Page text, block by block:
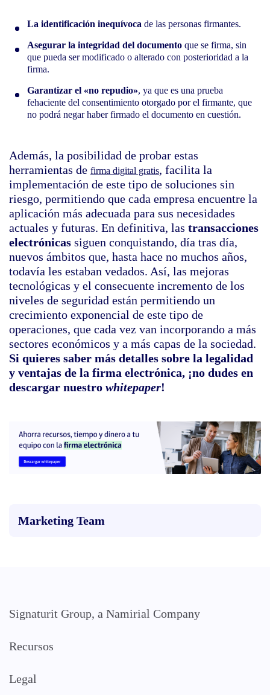
La identificación inequívoca de las personas firmantes.
Asegurar la integridad del documento que se firma, sin
que pueda ser modificado o alterado con posterioridad a la
firma.
Garantizar el «no repudio», ya que es una prueba
fehaciente del consentimiento otorgado por el firmante, que
no podrá negar haber firmado el documento en cuestión.
Además, la posibilidad de probar estas
herramientas de firma digital gratis, facilita la
implementación de este tipo de soluciones sin
riesgo, permitiendo que cada empresa encuentre la
aplicación más adecuada para sus necesidades
actuales y futuras. En definitiva, las transacciones
electrónicas siguen conquistando, día tras día,
nuevos ámbitos que, hasta hace no muchos años,
todavía les estaban vedados. Así, las mejoras
tecnológicas y el consecuente incremento de los
niveles de seguridad están permitiendo un
crecimiento exponencial de este tipo de
operaciones, que cada vez van incorporando a más
sectores económicos y a más capas de la sociedad.
Si quieres saber más detalles sobre la legalidad
y ventajas de la firma electrónica, ¡no dudes en
descargar nuestro whitepaper!
Marketing Team
Signaturit Group, a Namirial Company
Recursos
Legal